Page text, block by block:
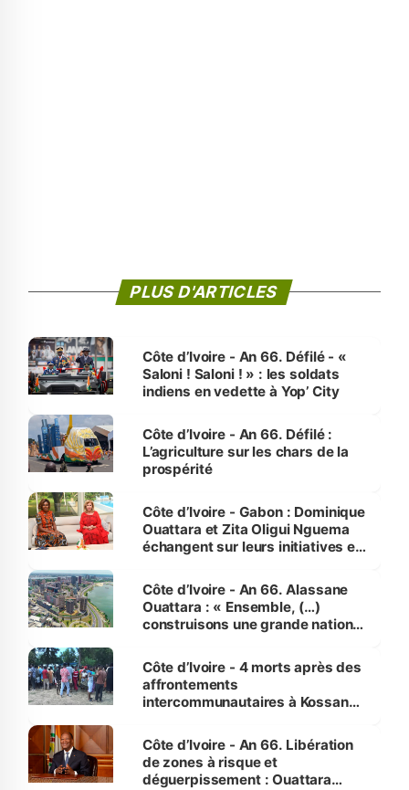
PLUS D'ARTICLES
Côte d’Ivoire - An 66. Défilé - «
Saloni ! Saloni ! » : les soldats
indiens en vedette à Yop’ City
Côte d’Ivoire - An 66. Défilé :
L’agriculture sur les chars de la
prospérité
Côte d’Ivoire - Gabon : Dominique
Ouattara et Zita Oligui Nguema
échangent sur leurs initiatives en
enfants
Côte d’Ivoire - An 66. Alassane
Ouattara : « Ensemble, (…)
construisons une grande nation
générations futures »
Côte d’Ivoire - 4 morts après des
affrontements
intercommunautaires à Kossandji
milieu des sinistrés
Côte d’Ivoire - An 66. Libération
de zones à risque et
déguerpissement : Ouattara